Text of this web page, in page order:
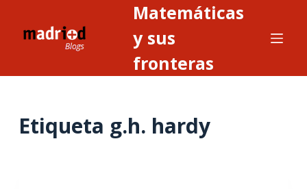
Matemáticas
y sus
fronteras
Etiqueta g.h. hardy